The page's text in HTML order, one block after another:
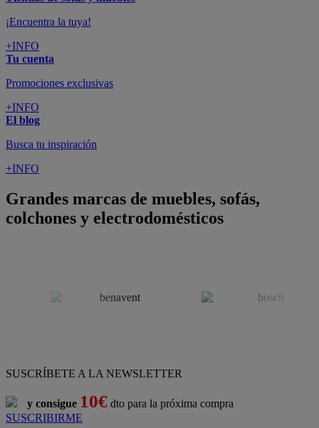
¡Encuentra la tuya!
+INFO
Tu cuenta
Promociones exclusivas
+INFO
El blog
Busca tu inspiración
+INFO
Grandes marcas de muebles, sofás,
colchones y electrodomésticos
SUSCRÍBETE A LA NEWSLETTER
y consigue 10€ dto para la próxima compra
SUSCRIBIRME